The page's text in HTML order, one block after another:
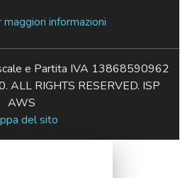
informazioni
e Partita IVA 13868590962
RIGHTS RESERVED. ISP
AWS
del sito